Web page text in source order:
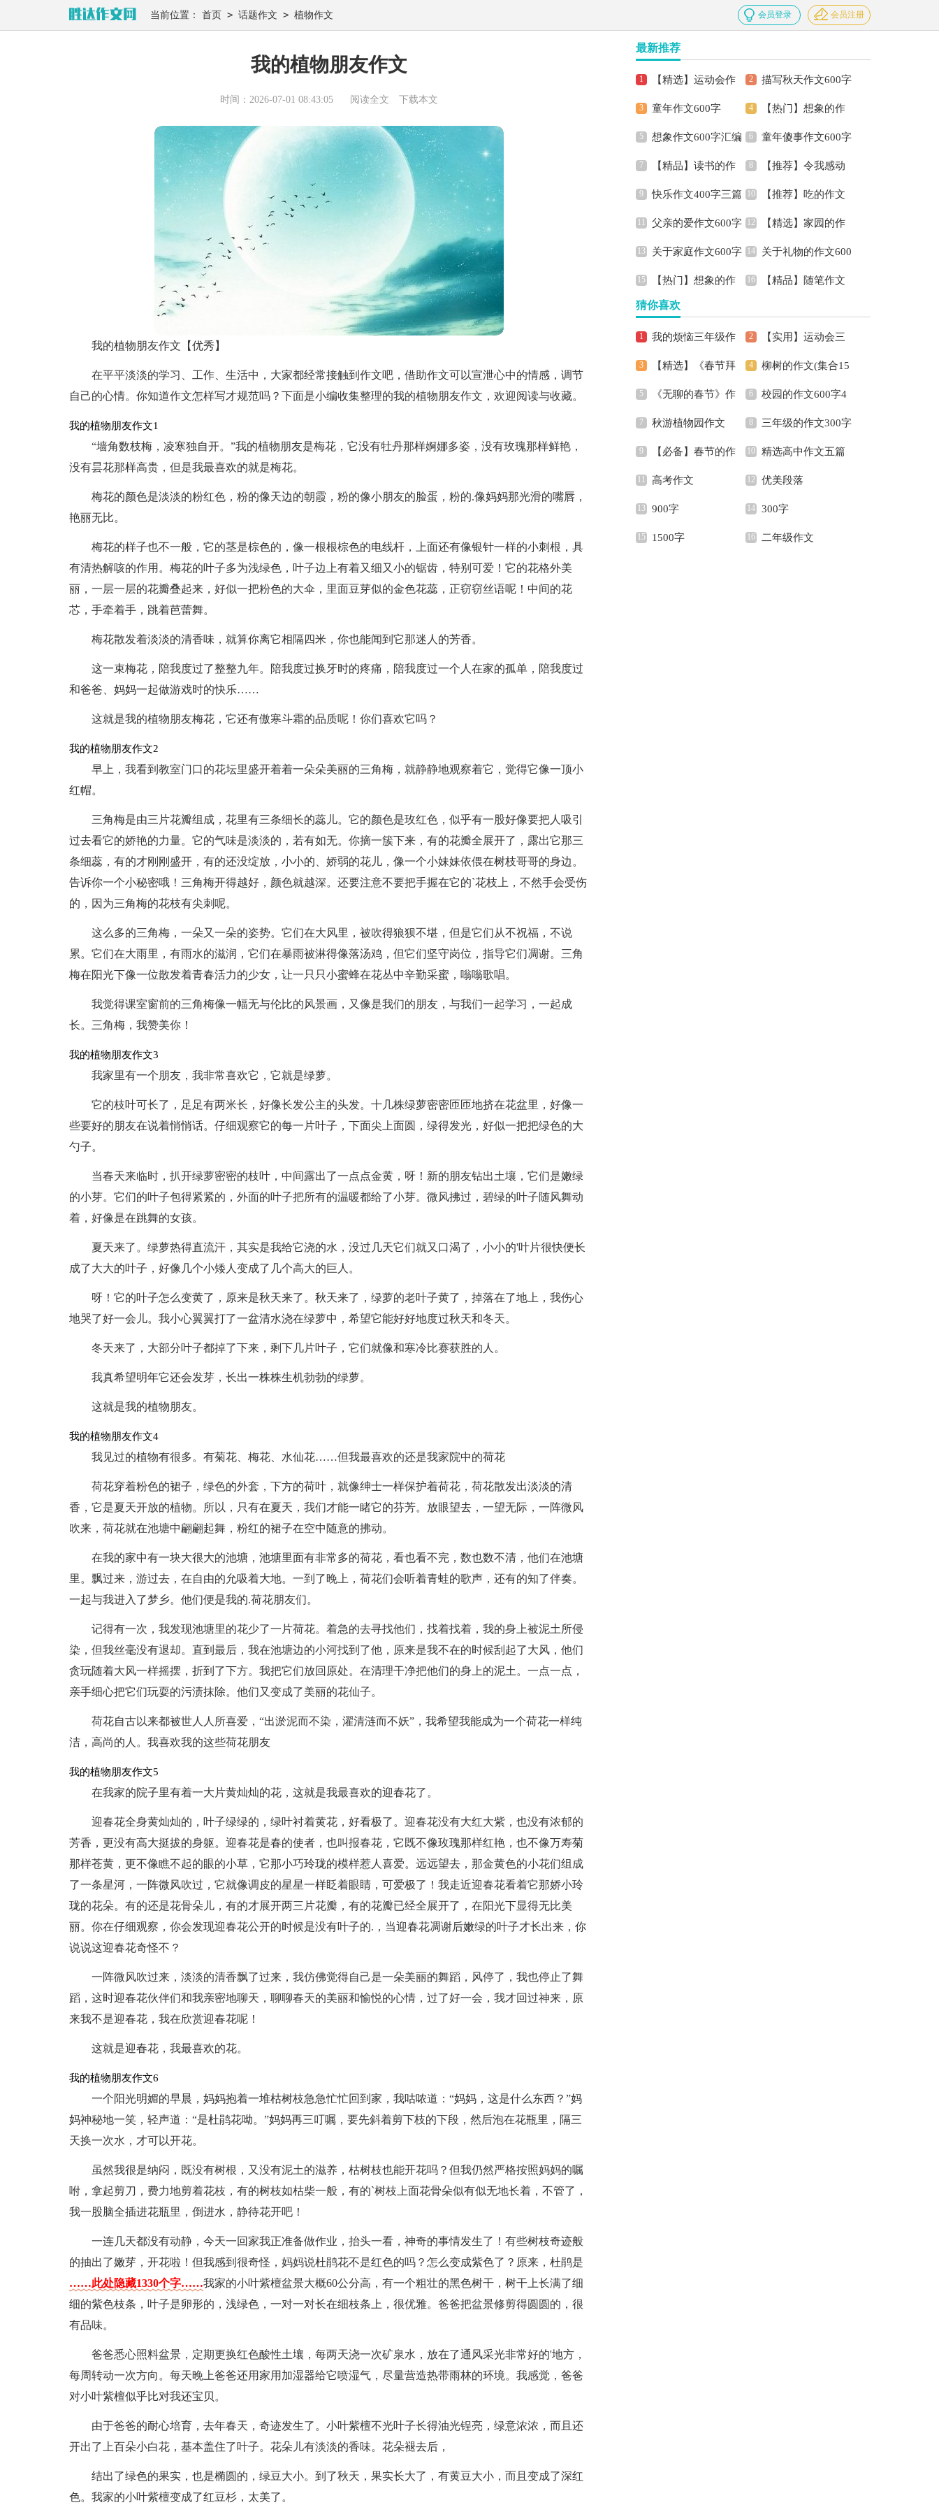
当前位置： 首页 > 话题作文 > 植物作文 会员登录 会员注册
我的植物朋友作文
时间：2026-07-01 08:43:05 阅读全文 下载本文
我的植物朋友作文【优秀】
在平平淡淡的学习、工作、生活中，大家都经常接触到作文吧，借助作文可以宣泄心中的情感，调节
自己的心情。你知道作文怎样写才规范吗？下面是小编收集整理的我的植物朋友作文，欢迎阅读与收藏。
我的植物朋友作文1
“墙角数枝梅，凌寒独自开。”我的植物朋友是梅花，它没有牡丹那样婀娜多姿，没有玫瑰那样鲜艳，
没有昙花那样高贵，但是我最喜欢的就是梅花。
梅花的颜色是淡淡的粉红色，粉的像天边的朝霞，粉的像小朋友的脸蛋，粉的.像妈妈那光滑的嘴唇，
艳丽无比。
梅花的样子也不一般，它的茎是棕色的，像一根根棕色的电线杆，上面还有像银针一样的小刺根，具
有清热解咳的作用。梅花的叶子多为浅绿色，叶子边上有着又细又小的锯齿，特别可爱！它的花格外美
丽，一层一层的花瓣叠起来，好似一把粉色的大伞，里面豆芽似的金色花蕊，正窃窃丝语呢！中间的花
芯，手牵着手，跳着芭蕾舞。
梅花散发着淡淡的清香味，就算你离它相隔四米，你也能闻到它那迷人的芳香。
这一束梅花，陪我度过了整整九年。陪我度过换牙时的疼痛，陪我度过一个人在家的孤单，陪我度过
和爸爸、妈妈一起做游戏时的快乐……
这就是我的植物朋友梅花，它还有傲寒斗霜的品质呢！你们喜欢它吗？
我的植物朋友作文2
早上，我看到教室门口的花坛里盛开着着一朵朵美丽的三角梅，就静静地观察着它，觉得它像一顶小
红帽。
三角梅是由三片花瓣组成，花里有三条细长的蕊儿。它的颜色是玫红色，似乎有一股好像要把人吸引
过去看它的娇艳的力量。它的气味是淡淡的，若有如无。你摘一簇下来，有的花瓣全展开了，露出它那三
条细蕊，有的才刚刚盛开，有的还没绽放，小小的、娇弱的花儿，像一个小妹妹依偎在树枝哥哥的身边。
告诉你一个小秘密哦！三角梅开得越好，颜色就越深。还要注意不要把手握在它的`花枝上，不然手会受伤
的，因为三角梅的花枝有尖刺呢。
这么多的三角梅，一朵又一朵的姿势。它们在大风里，被吹得狼狈不堪，但是它们从不祝福，不说
累。它们在大雨里，有雨水的滋润，它们在暴雨被淋得像落汤鸡，但它们坚守岗位，指导它们凋谢。三角
梅在阳光下像一位散发着青春活力的少女，让一只只小蜜蜂在花丛中辛勤采蜜，嗡嗡歌唱。
我觉得课室窗前的三角梅像一幅无与伦比的风景画，又像是我们的朋友，与我们一起学习，一起成
长。三角梅，我赞美你！
我的植物朋友作文3
我家里有一个朋友，我非常喜欢它，它就是绿萝。
它的枝叶可长了，足足有两米长，好像长发公主的头发。十几株绿萝密密匝匝地挤在花盆里，好像一
些要好的朋友在说着悄悄话。仔细观察它的每一片叶子，下面尖上面圆，绿得发光，好似一把把绿色的大
勺子。
当春天来临时，扒开绿萝密密的枝叶，中间露出了一点点金黄，呀！新的朋友钻出土壤，它们是嫩绿
的小芽。它们的叶子包得紧紧的，外面的叶子把所有的温暖都给了小芽。微风拂过，碧绿的叶子随风舞动
着，好像是在跳舞的女孩。
夏天来了。绿萝热得直流汗，其实是我给它浇的水，没过几天它们就又口渴了，小小的'叶片很快便长
成了大大的叶子，好像几个小矮人变成了几个高大的巨人。
呀！它的叶子怎么变黄了，原来是秋天来了。秋天来了，绿萝的老叶子黄了，掉落在了地上，我伤心
地哭了好一会儿。我小心翼翼打了一盆清水浇在绿萝中，希望它能好好地度过秋天和冬天。
冬天来了，大部分叶子都掉了下来，剩下几片叶子，它们就像和寒冷比赛获胜的人。
我真希望明年它还会发芽，长出一株株生机勃勃的绿萝。
这就是我的植物朋友。
我的植物朋友作文4
我见过的植物有很多。有菊花、梅花、水仙花……但我最喜欢的还是我家院中的荷花
荷花穿着粉色的裙子，绿色的外套，下方的荷叶，就像绅士一样保护着荷花，荷花散发出淡淡的清
香，它是夏天开放的植物。所以，只有在夏天，我们才能一睹它的芬芳。放眼望去，一望无际，一阵微风
吹来，荷花就在池塘中翩翩起舞，粉红的裙子在空中随意的拂动。
在我的家中有一块大很大的池塘，池塘里面有非常多的荷花，看也看不完，数也数不清，他们在池塘
里。飘过来，游过去，在自由的允吸着大地。一到了晚上，荷花们会听着青蛙的歌声，还有的知了伴奏。
一起与我进入了梦乡。他们便是我的.荷花朋友们。
记得有一次，我发现池塘里的花少了一片荷花。着急的去寻找他们，找着找着，我的身上被泥土所侵
染，但我丝毫没有退却。直到最后，我在池塘边的小河找到了他，原来是我不在的时候刮起了大风，他们
贪玩随着大风一样摇摆，折到了下方。我把它们放回原处。在清理干净把他们的身上的泥土。一点一点，
亲手细心把它们玩耍的污渍抹除。他们又变成了美丽的花仙子。
荷花自古以来都被世人人所喜爱，“出淤泥而不染，濯清涟而不妖”，我希望我能成为一个荷花一样纯
洁，高尚的人。我喜欢我的这些荷花朋友
我的植物朋友作文5
在我家的院子里有着一大片黄灿灿的花，这就是我最喜欢的迎春花了。
迎春花全身黄灿灿的，叶子绿绿的，绿叶衬着黄花，好看极了。迎春花没有大红大紫，也没有浓郁的
芳香，更没有高大挺拔的身躯。迎春花是春的使者，也叫报春花，它既不像玫瑰那样红艳，也不像万寿菊
那样苍黄，更不像瞧不起的眼的小草，它那小巧玲珑的模样惹人喜爱。远远望去，那金黄色的小花们组成
了一条星河，一阵微风吹过，它就像调皮的星星一样眨着眼睛，可爱极了！我走近迎春花看着它那娇小玲
珑的花朵。有的还是花骨朵儿，有的才展开两三片花瓣，有的花瓣已经全展开了，在阳光下显得无比美
丽。你在仔细观察，你会发现迎春花公开的时候是没有叶子的.，当迎春花凋谢后嫩绿的叶子才长出来，你
说说这迎春花奇怪不？
一阵微风吹过来，淡淡的清香飘了过来，我仿佛觉得自己是一朵美丽的舞蹈，风停了，我也停止了舞
蹈，这时迎春花伙伴们和我亲密地聊天，聊聊春天的美丽和愉悦的心情，过了好一会，我才回过神来，原
来我不是迎春花，我在欣赏迎春花呢！
这就是迎春花，我最喜欢的花。
我的植物朋友作文6
一个阳光明媚的早晨，妈妈抱着一堆枯树枝急急忙忙回到家，我咕哝道：“妈妈，这是什么东西？”妈
妈神秘地一笑，轻声道：“是杜鹃花呦。”妈妈再三叮嘱，要先斜着剪下枝的下段，然后泡在花瓶里，隔三
天换一次水，才可以开花。
虽然我很是纳闷，既没有树根，又没有泥土的滋养，枯树枝也能开花吗？但我仍然严格按照妈妈的嘱
咐，拿起剪刀，费力地剪着花枝，有的树枝如枯柴一般，有的`树枝上面花骨朵似有似无地长着，不管了，
我一股脑全插进花瓶里，倒进水，静待花开吧！
一连几天都没有动静，今天一回家我正准备做作业，抬头一看，神奇的事情发生了！有些树枝奇迹般
的抽出了嫩芽，开花啦！但我感到很奇怪，妈妈说杜鹃花不是红色的吗？怎么变成紫色了？原来，杜鹃是
……此处隐藏1330个字……我家的小叶紫檀盆景大概60公分高，有一个粗壮的黑色树干，树干上长满了细
细的紫色枝条，叶子是卵形的，浅绿色，一对一对长在细枝条上，很优雅。爸爸把盆景修剪得圆圆的，很
有品味。
爸爸悉心照料盆景，定期更换红色酸性土壤，每两天浇一次矿泉水，放在了通风采光非常好的'地方，
每周转动一次方向。每天晚上爸爸还用家用加湿器给它喷湿气，尽量营造热带雨林的环境。我感觉，爸爸
对小叶紫檀似乎比对我还宝贝。
由于爸爸的耐心培育，去年春天，奇迹发生了。小叶紫檀不光叶子长得油光锃亮，绿意浓浓，而且还
开出了上百朵小白花，基本盖住了叶子。花朵儿有淡淡的香味。花朵褪去后，
结出了绿色的果实，也是椭圆的，绿豆大小。到了秋天，果实长大了，有黄豆大小，而且变成了深红
色。我家的小叶紫檀变成了红豆杉，太美了。
最新推荐
【精选】运动会作
文300字合集7篇
描写秋天作文600字
六篇
童年作文600字 【热门】想象的作
文600字集锦八篇
想象作文600字汇编
七篇
童年傻事作文600字
【精品】读书的作
文600字合集七篇
【推荐】令我感动
的作文600字3篇
快乐作文400字三篇 【推荐】吃的作文
600字锦集九篇
父亲的爱作文600字 【精选】家园的作
文400字四篇
关于家庭作文600字
七篇
关于礼物的作文600
字集合9篇
【热门】想象的作
文400字汇编8篇
【精品】随笔作文
猜你喜欢
我的烦恼三年级作
文
【实用】运动会三
年级作文四篇
【精选】《春节拜
年》作文600字3篇
柳树的作文(集合15
篇)
《无聊的春节》作
文600字合集5篇
校园的作文600字4
篇
秋游植物园作文 三年级的作文300字
锦集五篇
【必备】春节的作
文600字汇总十篇
精选高中作文五篇
高考作文 优美段落
900字 300字
1500字 二年级作文